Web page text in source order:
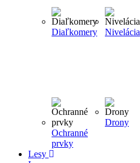
Diaľkomery Nivelácia
Ochranné
prvky
Drony
Lesy